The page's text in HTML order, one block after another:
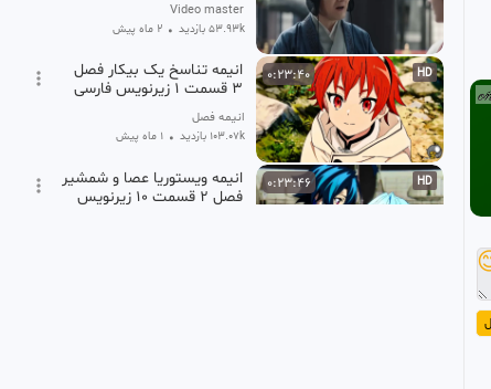
Video master
53.93k بازدید • 2 ماه پیش
HD
0:23:40
انیمه تناسخ یک بیکار فصل
۳ قسمت ۱ زیرنویس فارسی
انیمه فصل
103.07k بازدید • 1 ماه پیش
HD
0:23:46
انیمه ویستوریا عصا و شمشیر
فصل ۲ قسمت ۱۰ زیرنویس